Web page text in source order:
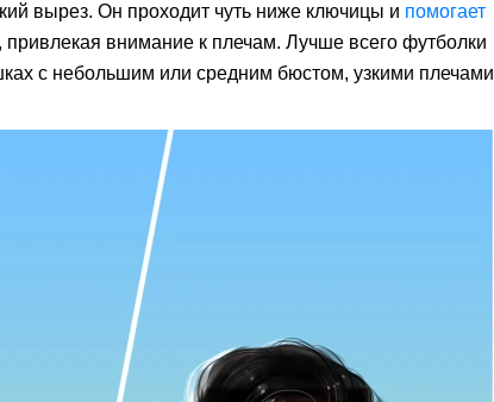
вырез. Он проходит чуть ниже ключицы и помогает
внимание к плечам. Лучше всего футболки
с небольшим или средним бюстом, узкими плечами